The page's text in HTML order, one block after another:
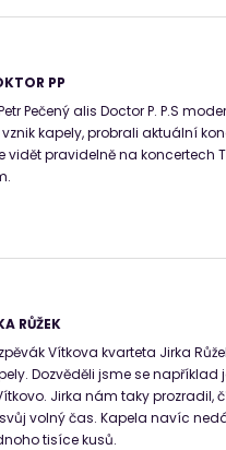
PP
Pečený alis Doctor P. P.S
kapely, probrali aktuální
pravidelně na koncertech
RŮŽEK
Vítkova kvarteta Jirka
Dozvěděli jsme se například
Jirka nám taky prozradil,
volný čas. Kapela navíc
tisíce kusů.